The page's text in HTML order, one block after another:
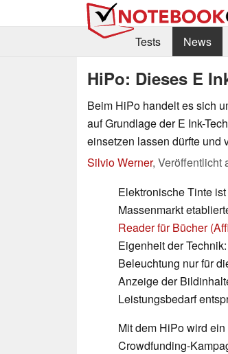
Tests
News
HiPo: Dieses E
Beim HiPo handelt es sich
auf Grundlage der E Ink-
einsetzen lassen dürfte und
Silvio Werner, Veröffentlicht
Elektronische Tinte
Massenmarkt
Reader für Bücher
Eigenheit der
Beleuchtung nur für
Anzeige der
Leistungsbedarf
Mit dem HiPo wird
Crowdfunding-